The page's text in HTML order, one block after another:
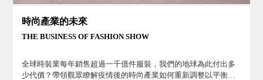
時尚產業的未來
THE BUSINESS OF FASHION SHOW
全球時裝業每年銷售超過一千億件服裝，我們的地球為此付出多
少代價？帶領觀眾瞭解疫情後的時尚產業如何重新調整以平衡利